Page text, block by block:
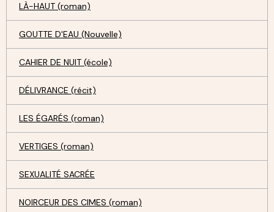
LÀ-HAUT (roman)
GOUTTE D'EAU (Nouvelle)
CAHIER DE NUIT (école)
DÉLIVRANCE (récit)
LES ÉGARÉS (roman)
VERTIGES (roman)
SEXUALITÉ SACRÉE
NOIRCEUR DES CIMES (roman)